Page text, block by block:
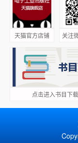
天猫官方店铺 关注
点击进入书目下